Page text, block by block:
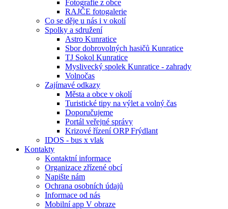
Fotografie z obce
RAJČE fotogalerie
Co se děje u nás i v okolí
Spolky a sdružení
Astro Kunratice
Sbor dobrovolných hasičů Kunratice
TJ Sokol Kunratice
Myslivecký spolek Kunratice - zahrady
Volnočas
Zajímavé odkazy
Města a obce v okolí
Turistické tipy na výlet a volný čas
Doporučujeme
Portál veřejné správy
Krizové řízení ORP Frýdlant
IDOS - bus x vlak
Kontakty
Kontaktní informace
Organizace zřízené obcí
Napište nám
Ochrana osobních údajů
Informace od nás
Mobilní app V obraze